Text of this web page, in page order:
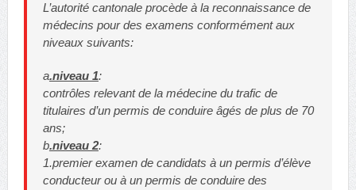
L’autorité cantonale procède à la reconnaissance de
médecins pour des examens conformément aux
niveaux suivants:
a.niveau 1:
contrôles relevant de la médecine du trafic de
titulaires d’un permis de conduire âgés de plus de 70
ans;
b.niveau 2:
1.premier examen de candidats à un permis d’élève
conducteur ou à un permis de conduire des